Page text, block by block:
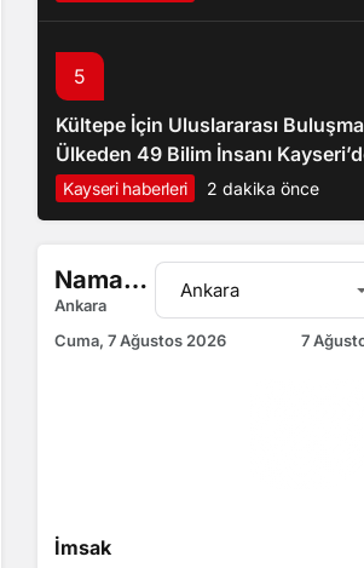
5
Kültepe İçin Uluslararası
Ülkeden 49 Bilim İnsanı
Kayseri haberleri 2 dakika önce
Namaz Vakitleri
Ankara
Cuma, 7 Ağustos 2026
7
İmsak